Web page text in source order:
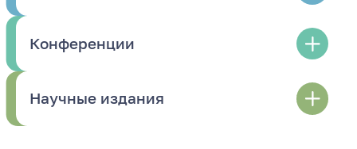
Конференции
Научные издания